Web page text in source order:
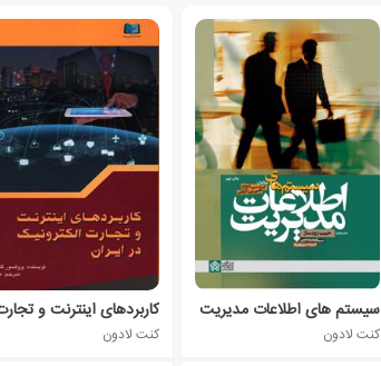
سیستم های اطلاعات مدیریت
کنت لادون کنت لادون